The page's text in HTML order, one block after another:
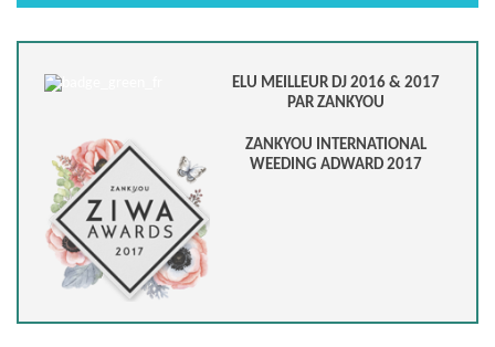
ELU MEILLEUR DJ 2016 & 2017
PAR ZANKYOU
ZANKYOU INTERNATIONAL
WEEDING ADWARD 2017